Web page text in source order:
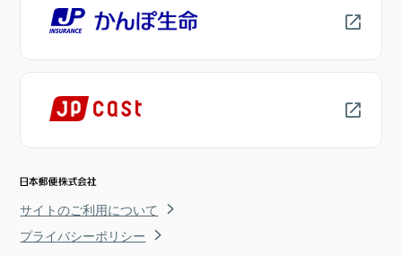
サイトのご利用について
プライバシーポリシー